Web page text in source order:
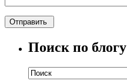
Поиск по блогу